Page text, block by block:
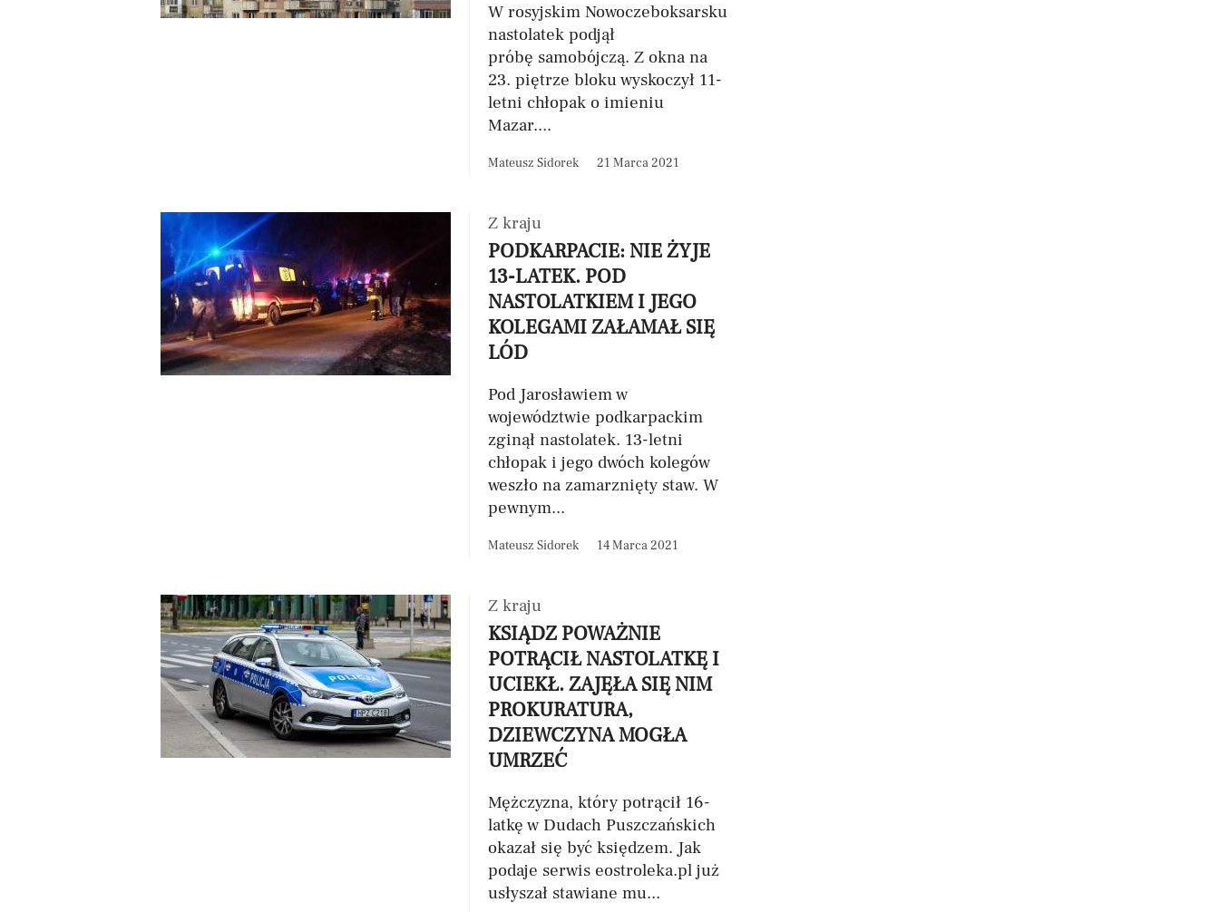
W rosyjskim Nowoczeboksarsku
nastolatek podjął
próbę samobójczą. Z okna na
23. piętrze bloku wyskoczył 11-
letni chłopak o imieniu
Mazar....
Mateusz Sidorek 21 Marca 2021
Z kraju
PODKARPACIE: NIE ŻYJE
13-LATEK. POD
NASTOLATKIEM I JEGO
KOLEGAMI ZAŁAMAŁ SIĘ
LÓD
Pod Jarosławiem w
województwie podkarpackim
zginął nastolatek. 13-letni
chłopak i jego dwóch kolegów
weszło na zamarznięty staw. W
pewnym...
Mateusz Sidorek 14 Marca 2021
Z kraju
KSIĄDZ POWAŻNIE
POTRĄCIŁ NASTOLATKĘ I
UCIEKŁ. ZAJĘŁA SIĘ NIM
PROKURATURA,
DZIEWCZYNA MOGŁA
UMRZEĆ
Mężczyzna, który potrącił 16-
latkę w Dudach Puszczańskich
okazał się być księdzem. Jak
podaje serwis eostroleka.pl już
usłyszał stawiane mu...